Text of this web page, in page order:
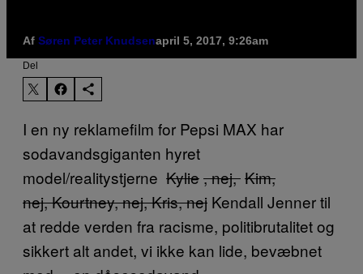
Af Søren Peter Knudsenapril 5, 2017, 9:26am
Del
I en ny reklamefilm for Pepsi MAX har
sodavandsgiganten hyret
model/realitystjerne Kylie, nej,Kim,
nej, Kourtney, nej, Kris, nej Kendall Jenner til
at redde verden fra racisme, politibrutalitet og
sikkert alt andet, vi ikke kan lide, bevæbnet